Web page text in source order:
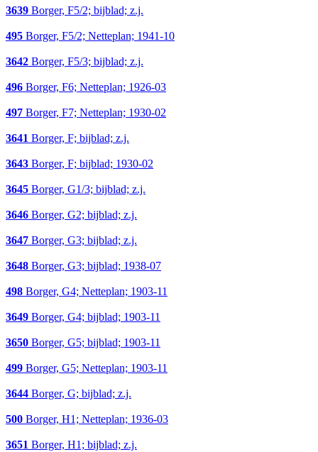
3639 Borger, F5/2; bijblad; z.j.
495 Borger, F5/2; Netteplan; 1941-10
3642 Borger, F5/3; bijblad; z.j.
496 Borger, F6; Netteplan; 1926-03
497 Borger, F7; Netteplan; 1930-02
3641 Borger, F; bijblad; z.j.
3643 Borger, F; bijblad; 1930-02
3645 Borger, G1/3; bijblad; z.j.
3646 Borger, G2; bijblad; z.j.
3647 Borger, G3; bijblad; z.j.
3648 Borger, G3; bijblad; 1938-07
498 Borger, G4; Netteplan; 1903-11
3649 Borger, G4; bijblad; 1903-11
3650 Borger, G5; bijblad; 1903-11
499 Borger, G5; Netteplan; 1903-11
3644 Borger, G; bijblad; z.j.
500 Borger, H1; Netteplan; 1936-03
3651 Borger, H1; bijblad; z.j.